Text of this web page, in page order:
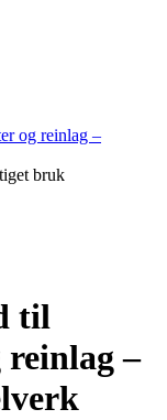
og reinlag –
bruk
til
–